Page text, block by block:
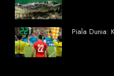
Piala Dunia: